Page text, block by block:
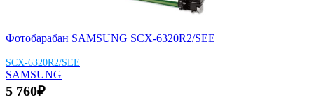
Фотобарабан SAMSUNG SCX-6320R2/SEE
SCX-6320R2/SEE
SAMSUNG
5 760₽